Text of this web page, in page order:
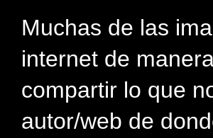
Muchas de las
internet de
compartir lo que
autor/web de